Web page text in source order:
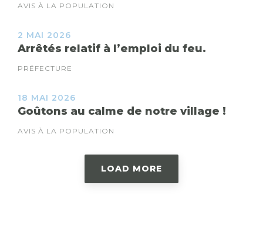
AVIS À LA POPULATION
2 MAI 2026
Arrêtés relatif à l’emploi du feu.
PRÉFECTURE
18 MAI 2026
Goûtons au calme de notre village !
AVIS À LA POPULATION
LOAD MORE